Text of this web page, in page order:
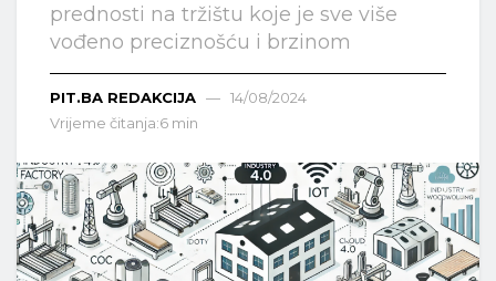
prednosti na tržištu koje je sve više
vođeno preciznošću i brzinom
PIT.BA REDAKCIJA
14/08/2024
Vrijeme čitanja:6 min